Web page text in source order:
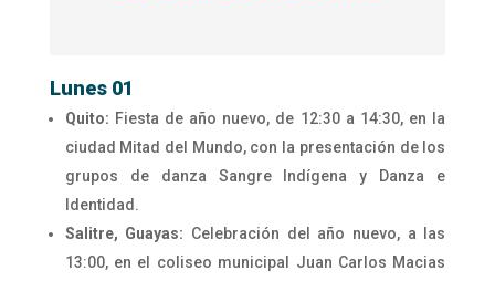
Lunes 01
Quito: Fiesta de año nuevo, de 12:30 a 14:30, en la
ciudad Mitad del Mundo, con la presentación de los
grupos de danza Sangre Indígena y Danza e
Identidad.
Salitre, Guayas: Celebración del año nuevo, a las
13:00, en el coliseo municipal Juan Carlos Macias